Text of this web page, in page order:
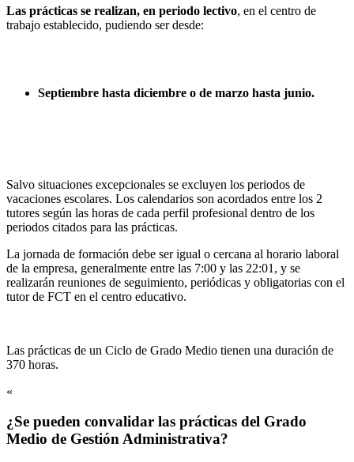
Las prácticas se realizan, en periodo lectivo, en el centro de
trabajo establecido, pudiendo ser desde:
Septiembre hasta diciembre o de marzo hasta junio.
Salvo situaciones excepcionales se excluyen los periodos de
vacaciones escolares. Los calendarios son acordados entre los 2
tutores según las horas de cada perfil profesional dentro de los
periodos citados para las prácticas.
La jornada de formación debe ser igual o cercana al horario laboral
de la empresa, generalmente entre las 7:00 y las 22:01, y se
realizarán reuniones de seguimiento, periódicas y obligatorias con el
tutor de FCT en el centro educativo.
Las prácticas de un Ciclo de Grado Medio tienen una duración de
370 horas.
«
¿Se pueden convalidar las prácticas del Grado
Medio de Gestión Administrativa?